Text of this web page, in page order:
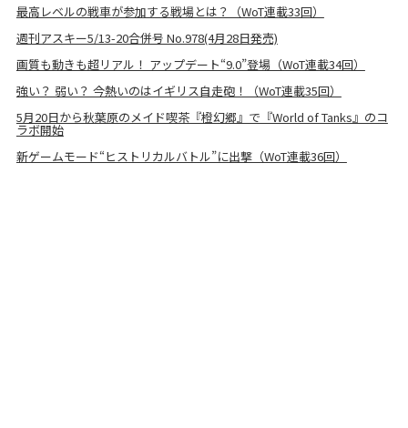
最高レベルの戦車が参加する戦場とは？（WoT連載33回）
週刊アスキー5/13-20合併号 No.978(4月28日発売)
画質も動きも超リアル！ アップデート“9.0”登場（WoT連載34回）
強い？ 弱い？ 今熱いのはイギリス自走砲！（WoT連載35回）
5月20日から秋葉原のメイド喫茶『橙幻郷』で『World of Tanks』のコ
ラボ開始
新ゲームモード“ヒストリカルバトル”に出撃（WoT連載36回）